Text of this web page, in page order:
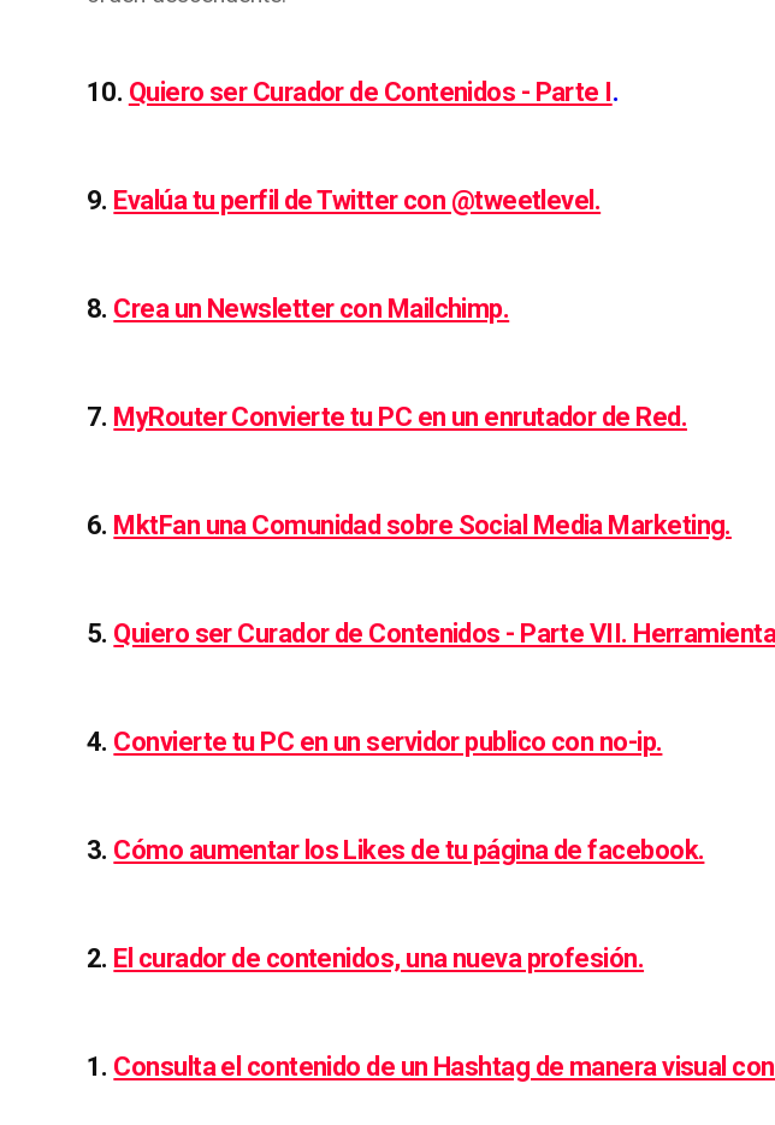
10. Quiero ser Curador de Contenidos - Parte I.
9. Evalúa tu perfil de Twitter con @tweetlevel.
8. Crea un Newsletter con Mailchimp.
7. MyRouter Convierte tu PC en un enrutador de Red.
6. MktFan una Comunidad sobre Social Media Marketing.
5. Quiero ser Curador de Contenidos - Parte VII.
4. Convierte tu PC en un servidor publico con no-ip.
3. Cómo aumentar los Likes de tu página de facebook.
2. El curador de contenidos, una nueva profesión.
1. Consulta el contenido de un Hashtag de manera visual